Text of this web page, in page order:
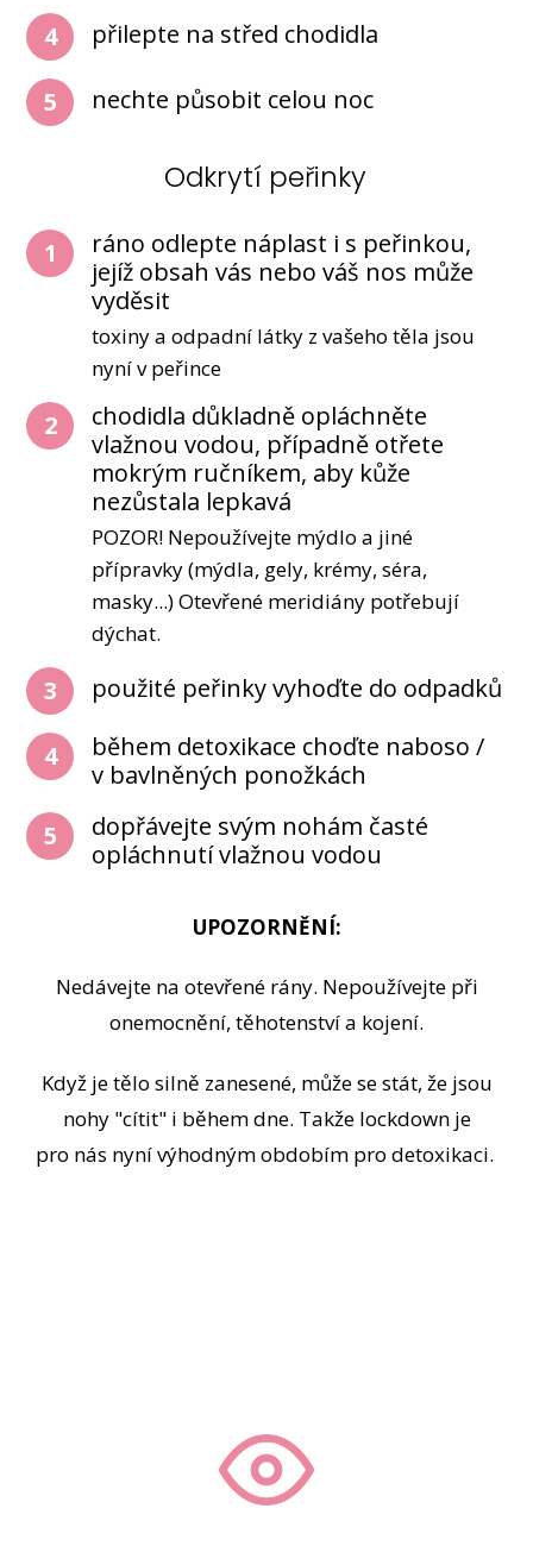
4
přilepte na střed chodidla
5 nechte působit celou noc
Odkrytí peřinky
1
ráno odlepte náplast i s peřinkou,
jejíž obsah vás nebo váš nos může
vyděsit
toxiny a odpadní látky z vašeho těla jsou
nyní v peřince
2
chodidla důkladně opláchněte
vlažnou vodou, případně otřete
mokrým ručníkem, aby kůže
nezůstala lepkavá
POZOR! Nepoužívejte mýdlo a jiné
přípravky (mýdla, gely, krémy, séra,
masky...) Otevřené meridiány potřebují
dýchat.
3 použité peřinky vyhoďte do odpadků
4
během detoxikace choďte naboso /
v bavlněných ponožkách
5
dopřávejte svým nohám časté
opláchnutí vlažnou vodou
UPOZORNĚNÍ:
Nedávejte na otevřené rány. Nepoužívejte při
onemocnění, těhotenství a kojení.
Když je tělo silně zanesené, může se stát, že jsou
nohy "cítit" i během dne. Takže lockdown je
pro nás nyní výhodným obdobím pro detoxikaci.